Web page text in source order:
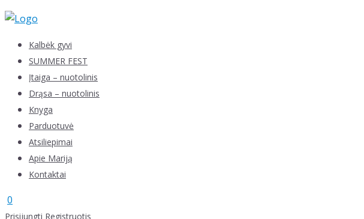
Skip
contentKalbėk gyvi
SUMMER FEST
Įtaiga – nuotolinis
Drąsa – nuotolinis
Knyga
Parduotuvė
Atsiliepimai
Apie Mariją
Kontaktai
0
Prisijungti Registruotis